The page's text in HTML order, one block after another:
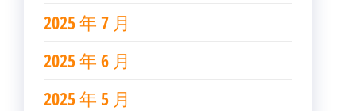
2025 年 7 月
2025 年 6 月
2025 年 5 月